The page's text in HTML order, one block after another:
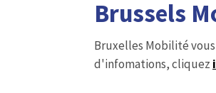
Brussels
Bruxelles Mobilité
d'infomations, cliquez